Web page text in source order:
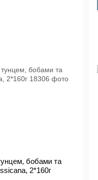
бобами та
2*160г